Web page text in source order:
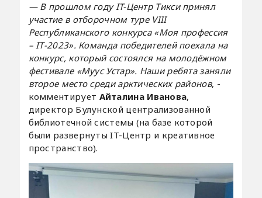
— В прошлом году IT-Центр Тикси принял
участие в отборочном туре VIII
Республиканского конкурса «Моя профессия
– IТ-2023». Команда победителей поехала на
конкурс, который состоялся на молодёжном
фестивале «Муус Устар». Наши ребята заняли
второе место среди арктических районов, -
комментирует Айталина Иванова,
директор Булунской централизованной
библиотечной системы (на базе которой
были развернуты IT-Центр и креативное
пространство).